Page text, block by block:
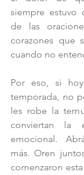
siempre estuvo
de las
corazones que
cuando no
Por eso, si
temporada, no
les robe la
conviertan la
emocional.
más. Oren
comenzaron